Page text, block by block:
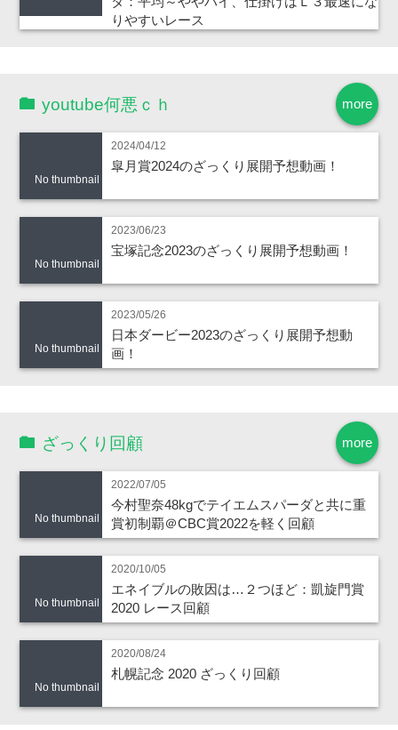
りやすいレース
more
youtube何悪ｃｈ
No thumbnail
2024/04/12
皐月賞2024のざっくり展開予想動画！
No thumbnail
2023/06/23
宝塚記念2023のざっくり展開予想動画！
No thumbnail
2023/05/26
日本ダービー2023のざっくり展開予想動
画！
more
ざっくり回顧
No thumbnail
2022/07/05
今村聖奈48kgでテイエムスパーダと共に重
賞初制覇＠CBC賞2022を軽く回顧
No thumbnail
2020/10/05
エネイブルの敗因は…２つほど：凱旋門賞
2020 レース回顧
No thumbnail
2020/08/24
札幌記念 2020 ざっくり回顧